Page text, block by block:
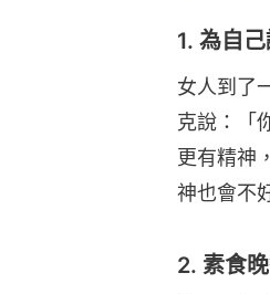
1. 為自
女人到了
克說：「
更有精神
神也會不
2. 素食